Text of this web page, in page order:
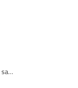
100% arabica Brésil - Café en sachet individuel - 1 pièce